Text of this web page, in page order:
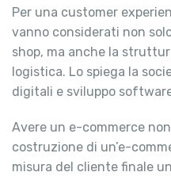
Per una customer
vanno considerati non
shop, ma anche la
logistica. Lo spiega la
digitali e sviluppo
Avere un e-commerce
costruzione di un’e-
misura del cliente finale